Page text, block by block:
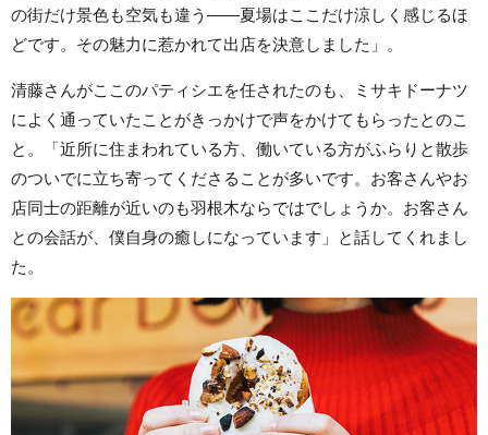
の街だけ景色も空気も違う――夏場はここだけ涼しく感じるほ
どです。その魅力に惹かれて出店を決意しました」。
清藤さんがここのパティシエを任されたのも、ミサキドーナツ
によく通っていたことがきっかけで声をかけてもらったとのこ
と。「近所に住まわれている方、働いている方がふらりと散歩
のついでに立ち寄ってくださることが多いです。お客さんやお
店同士の距離が近いのも羽根木ならではでしょうか。お客さん
との会話が、僕自身の癒しになっています」と話してくれまし
た。